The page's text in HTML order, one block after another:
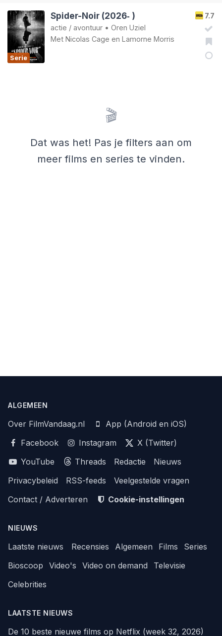
Serie
7.7
Spider-Noir (2026‑ )
actie / avontuur • Oren Uziel
Met Nicolas Cage en Lamorne Morris
🎬
Dat was het! Pas je filters aan om
meer films en series te vinden.
ALGEMEEN
Over FilmVandaag.nl
App (Android en iOS)
Facebook
Instagram
X (Twitter)
YouTube
Threads Redactie
Nieuws
Privacybeleid
RSS-feeds
Veelgestelde vragen
Contact / Adverteren
Cookie-instellingen
NIEUWS
Laatste nieuws Recensies Algemeen Films
Series
Bioscoop
Video's Video on demand
Televisie
Celebrities
LAATSTE NIEUWS
De 10 beste nieuwe films op Netflix (week 32, 2026)